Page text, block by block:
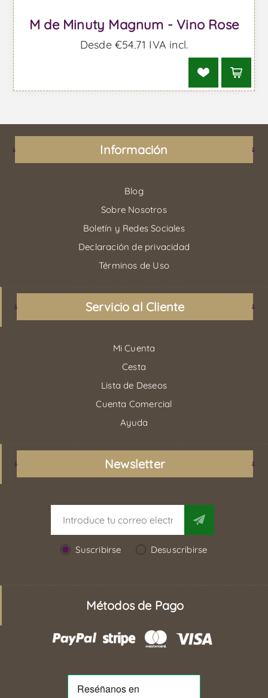
M de Minuty Magnum - Vino Rose
Desde €54,71 IVA incl.
Información
Blog
Sobre Nosotros
Boletín y Redes Sociales
Declaración de privacidad
Términos de Uso
Servicio al Cliente
Mi Cuenta
Cesta
Lista de Deseos
Cuenta Comercial
Ayuda
Newsletter
Suscribirse Desuscribirse
Métodos de Pago